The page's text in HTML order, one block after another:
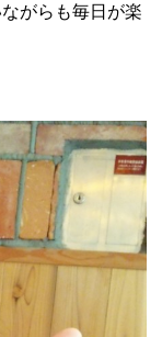
がらも毎日が楽